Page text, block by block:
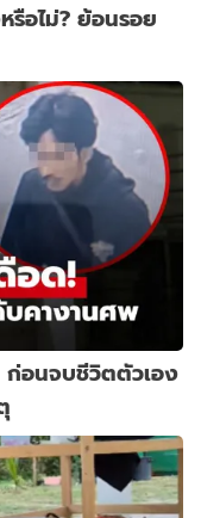
รือไม่? ย้อนรอย
อนจบชีวิตตัวเอง